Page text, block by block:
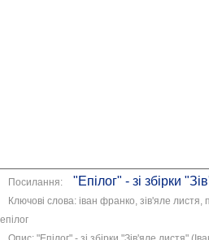
Посилання: "Епілог" - зі збірки
Ключові слова: іван франко, зів'яле
епілог